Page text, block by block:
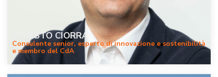
ERNESTO CIORRA
Consulente senior, esperto di innovazione e sostenibilità
e membro del CdA